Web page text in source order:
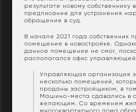
результате новому собственнику
предписание для устранения
обращение в суд.
В начале 2021 года собственник
помещение в новостройке.
данное помещение не смог,
располагался офис управляющей
Управляющая организация
несколько помещений,
проданы застройщиком, в том
Машино-места сдавались в
желающим. Со временем
многоквартирного дома